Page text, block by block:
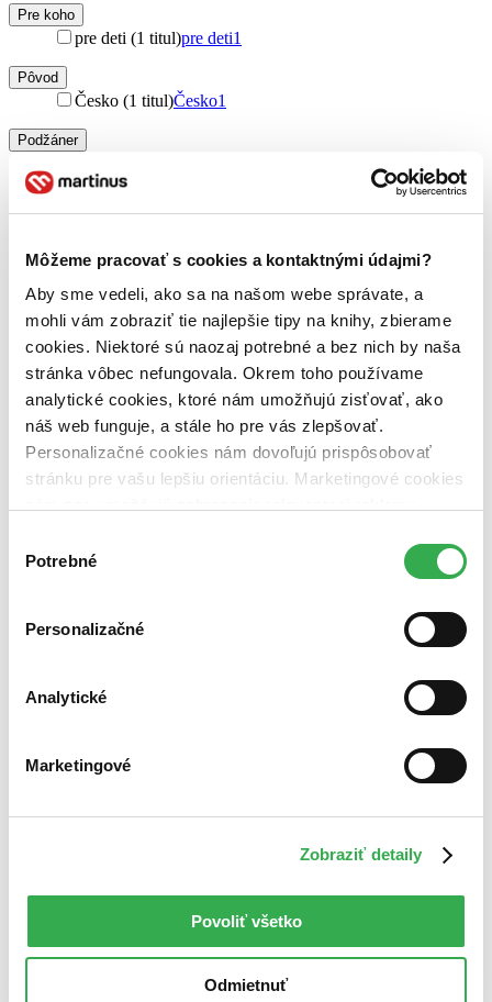
Môžeme pracovať s cookies a kontaktnými údajmi?
Aby sme vedeli, ako sa na našom webe správate, a
mohli vám zobraziť tie najlepšie tipy na knihy, zbierame
cookies. Niektoré sú naozaj potrebné a bez nich by naša
stránka vôbec nefungovala. Okrem toho používame
analytické cookies, ktoré nám umožňujú zisťovať, ako
náš web funguje, a stále ho pre vás zlepšovať.
Personalizačné cookies nám dovoľujú prispôsobovať
stránku pre vašu lepšiu orientáciu. Marketingové cookies
nám pomohlo, keby sme mohli používať všetky tieto
súhlasu
Potrebné
Personalizačné
Analytické
Marketingové
Zobraziť detaily
Povoliť všetko
Odmietnuť
Pre koho
pre deti (1 titul)pre deti1
Pôvod
Česko (1 titul)Česko1
Podžáner
2024 (0 titulov) 2024
2023 (0 titulov) 2023
2022 (0 titulov)2022
2021 a staršie (0 titulov) 2021 a staršie
Ďalšie možnosti
Autor
Lucie Lomová (1 titul)Lucie Lomová1
Obrázky a text
menej obrázkov, viac textu (1 titul)menej obrázkov, viac
Práh (1 titul)
pevná väzba (1 titul)
Do 4 € (0 titulov)
Od 12 do 16 € (0 titulov)
Viac ako 16 € (0 titulov)
Zoradiť